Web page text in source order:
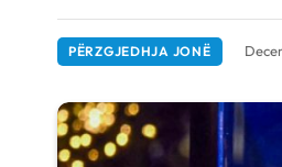
PËRZGJEDHJA JONË